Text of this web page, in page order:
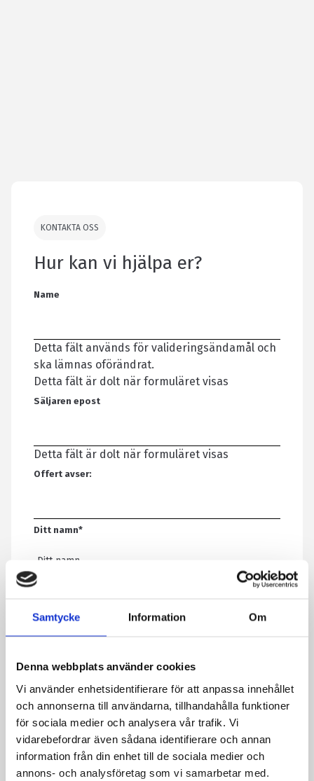
Samtycke Information Om
Denna webbplats använder cookies
Vi använder enhetsidentifierare för att anpassa innehållet
och annonserna till användarna, tillhandahålla funktioner
för sociala medier och analysera vår trafik. Vi
vidarebefordrar även sådana identifierare och annan
information från din enhet till de sociala medier och
annons- och analysföretag som vi samarbetar med.
KONTAKTA OSS
Hur kan vi hjälpa er?
Name
Detta fält används för valideringsändamål och
ska lämnas oförändrat.
Detta fält är dolt när formuläret visas
Säljaren epost
Detta fält är dolt när formuläret visas
Offert avser:
Ditt namn*
E-post
Genom att skicka formuläret godkänner du att vi sparar
information om dig. Läs mer om hur vi behandlar dina